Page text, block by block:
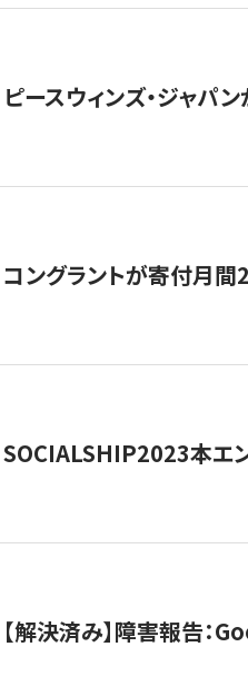
ピースウィンズ・ジャパ
コングラントが寄付月間
SOCIALSHIP2023本エ
【解決済み】障害報告